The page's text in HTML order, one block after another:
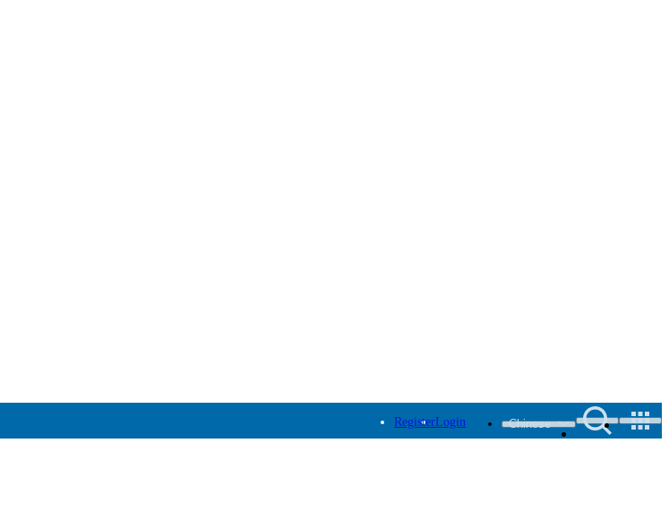
RegisterLogin Chinese